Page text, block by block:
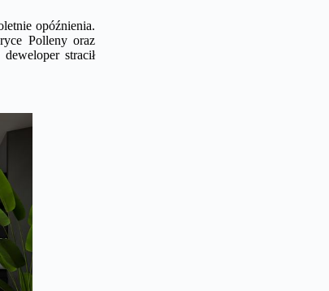
opóźnienia.
Polleny oraz
stracił